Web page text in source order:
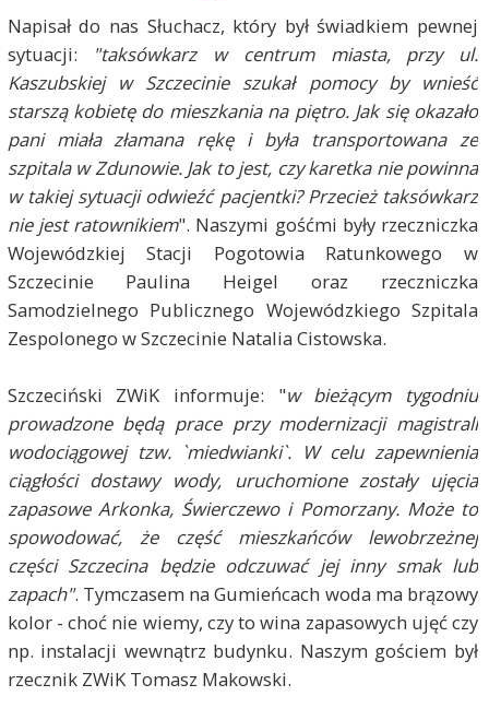
Napisał do nas Słuchacz, który był świadkiem pewnej
sytuacji:
"taksówkarz w centrum miasta, przy ul.
Kaszubskiej w Szczecinie szukał pomocy by wnieść
starszą kobietę do mieszkania na piętro. Jak się okazało
pani miała złamana rękę i była transportowana ze
szpitala w Zdunowie. Jak to jest, czy karetka nie powinna
w takiej sytuacji odwieźć pacjentki? Przecież taksówkarz
nie jest ratownikiem". Naszymi gośćmi były rzeczniczka
Wojewódzkiej Stacji Pogotowia Ratunkowego w
Szczecinie Paulina Heigel oraz rzeczniczka
Samodzielnego Publicznego Wojewódzkiego Szpitala
Zespolonego w Szczecinie Natalia Cistowska.
Szczeciński ZWiK informuje: "w bieżącym tygodniu
prowadzone będą prace przy modernizacji magistrali
wodociągowej tzw. `miedwianki`. W celu zapewnienia
ciągłości dostawy wody, uruchomione zostały ujęcia
zapasowe Arkonka, Świerczewo i Pomorzany. Może to
spowodować, że część mieszkańców lewobrzeżnej
części Szczecina będzie odczuwać jej inny smak lub
zapach". Tymczasem na Gumieńcach woda ma brązowy
kolor - choć nie wiemy, czy to wina zapasowych ujęć czy
np. instalacji wewnątrz budynku. Naszym gościem był
rzecznik ZWiK Tomasz Makowski.